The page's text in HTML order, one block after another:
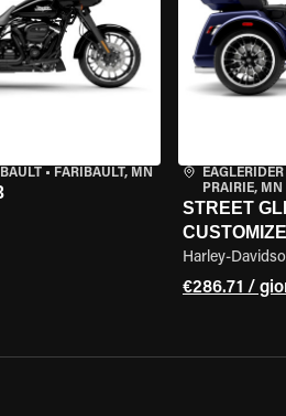
• FARIBAULT, MN
PRAIRIE, MN
STREET
Harley-
€286.71 /